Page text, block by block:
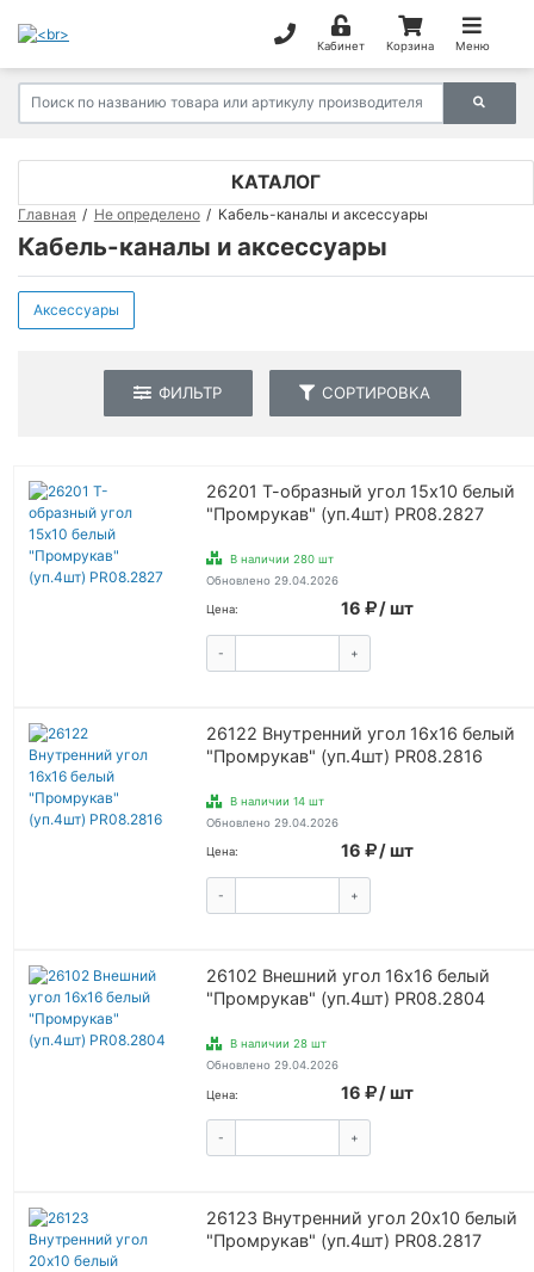
Кабинет Корзина Меню
Главная Не определено Кабель-каналы и аксессуары
Кабель-каналы и аксессуары
Аксессуары
ФИЛЬТР СОРТИРОВКА
26201 Т-образный угол 15х10 белый
"Промрукав" (уп.4шт) PR08.2827
В наличии 280 шт
Обновлено 29.04.2026
Цена: 16 / шт
- +
26122 Внутренний угол 16х16 белый
"Промрукав" (уп.4шт) PR08.2816
В наличии 14 шт
Обновлено 29.04.2026
Цена: 16 / шт
- +
26102 Внешний угол 16х16 белый
"Промрукав" (уп.4шт) PR08.2804
В наличии 28 шт
Обновлено 29.04.2026
Цена: 16 / шт
- +
26123 Внутренний угол 20х10 белый
"Промрукав" (уп.4шт) PR08.2817
КАТАЛОГ